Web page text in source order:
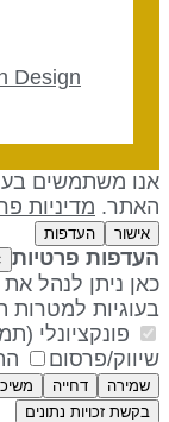
Design
משתמשים
מדיניות
אישור העדפות
פרטיות ×
ניתן לנהל את
למטרות
פונקציונלי
פרסום
שמירה דחייה
בקשת זכויות נתונים